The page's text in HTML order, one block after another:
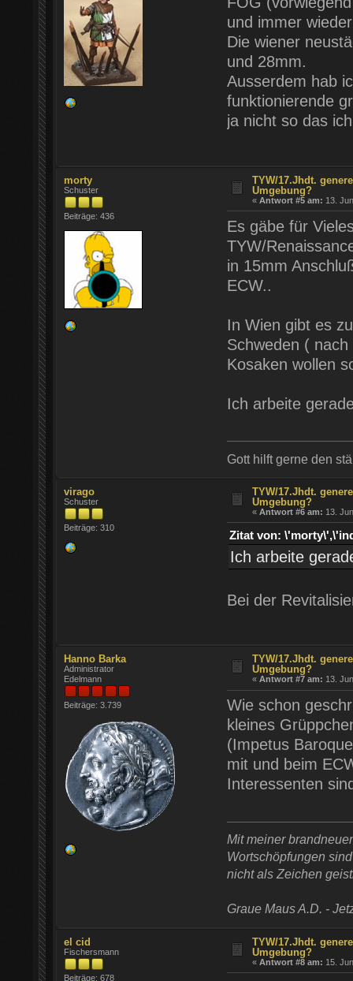
und immer
Die wiener
und 28mm.
Ausserdem hab
funktionierende
ja nicht so das
morty
Schuster
Beiträge: 436
TYW/17.Jhdt.
Umgebung?
«Antwort #5 am: 13.
Es gäbe für
TYW/
in 15mm
ECW..
In Wien gibt es
Schweden (
Kosaken wollen
Ich arbeite
Gott hilft gerne den
virago
Schuster
Beiträge: 310
TYW/17.Jhdt.
Umgebung?
«Antwort #6 am: 13.
Zitat von:
Ich arbeite
Bei der
Hanno Barka
Administrator
Edelmann
Beiträge: 3.739
TYW/17.Jhdt.
Umgebung?
«Antwort #7 am: 13.
Wie schon
kleines
(Impetus
mit und beim
Interessenten
Mit meiner
Wortschöpfungen
nicht als Zeichen
Graue Maus A.D. -
el cid
Fischersmann
Beiträge: 678
TYW/17.Jhdt.
Umgebung?
«Antwort #8 am: 15.